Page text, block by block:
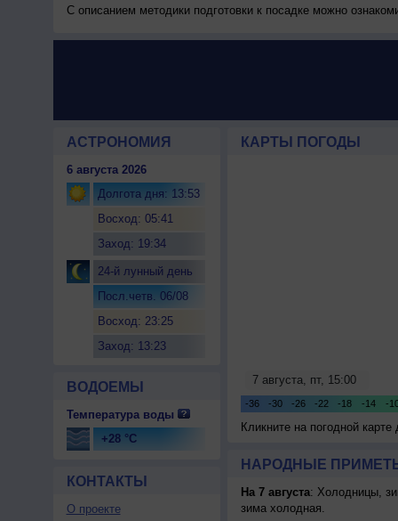
С описанием методики подготовки к посадке можно
АСТРОНОМИЯ
6 августа 2026
Долгота дня: 13:53
Восход: 05:41
Заход: 19:34
24-й лунный день
Посл.четв. 06/08
Восход: 23:25
Заход: 13:23
ВОДОЕМЫ
Температура воды
+28 °C
КОНТАКТЫ
О проекте
КАРТЫ ПОГОДЫ
Кликните на погодной
НАРОДНЫЕ
На 7 августа: Холодницы,
зима холодная.